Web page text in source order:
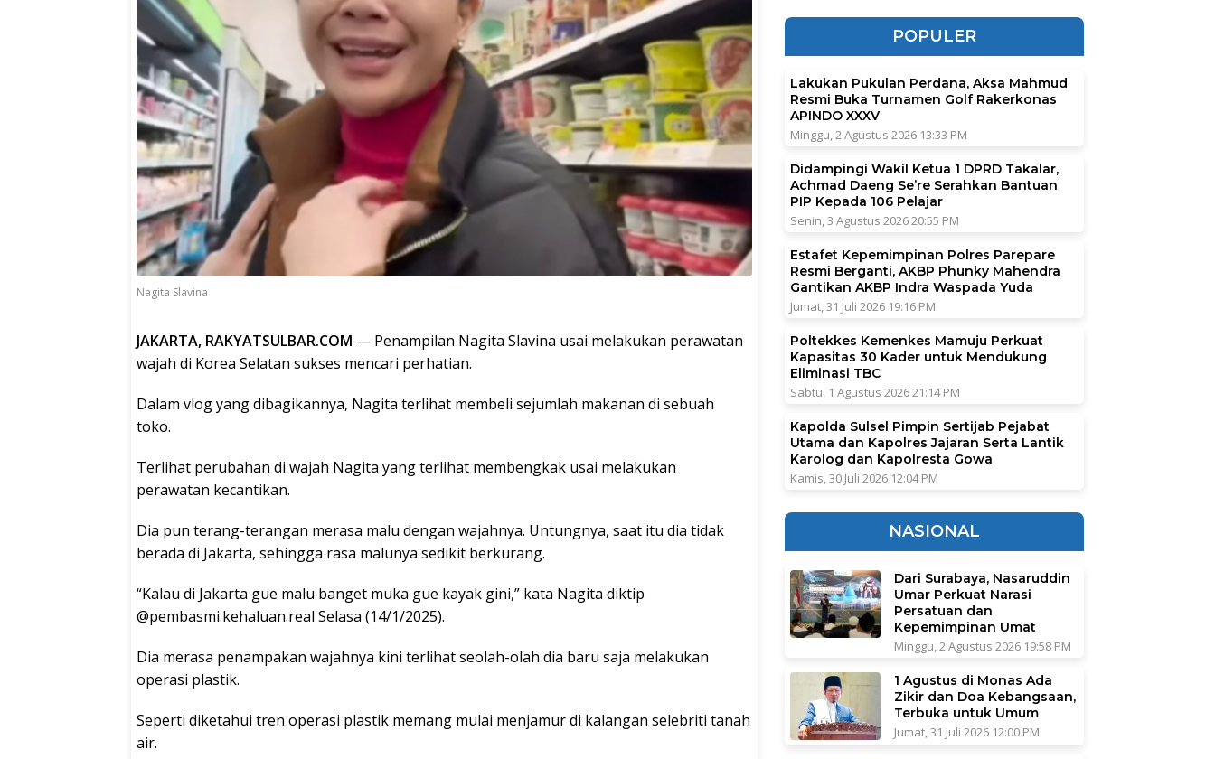
Nagita Slavina
JAKARTA, RAKYATSULBAR.COM — Penampilan Nagita Slavina usai melakukan perawatan
wajah di Korea Selatan sukses mencari perhatian.
Dalam vlog yang dibagikannya, Nagita terlihat membeli sejumlah makanan di sebuah
toko.
Terlihat perubahan di wajah Nagita yang terlihat membengkak usai melakukan
perawatan kecantikan.
Dia pun terang-terangan merasa malu dengan wajahnya. Untungnya, saat itu dia tidak
berada di Jakarta, sehingga rasa malunya sedikit berkurang.
“Kalau di Jakarta gue malu banget muka gue kayak gini,” kata Nagita diktip
@pembasmi.kehaluan.real Selasa (14/1/2025).
Dia merasa penampakan wajahnya kini terlihat seolah-olah dia baru saja melakukan
operasi plastik.
Seperti diketahui tren operasi plastik memang mulai menjamur di kalangan selebriti tanah
air.
POPULER
Lakukan Pukulan Perdana, Aksa Mahmud
Resmi Buka Turnamen Golf Rakerkonas
APINDO XXXV
Minggu, 2 Agustus 2026 13:33 PM
Didampingi Wakil Ketua 1 DPRD Takalar,
Achmad Daeng Se’re Serahkan Bantuan
PIP Kepada 106 Pelajar
Senin, 3 Agustus 2026 20:55 PM
Estafet Kepemimpinan Polres Parepare
Resmi Berganti, AKBP Phunky Mahendra
Gantikan AKBP Indra Waspada Yuda
Jumat, 31 Juli 2026 19:16 PM
Poltekkes Kemenkes Mamuju Perkuat
Kapasitas 30 Kader untuk Mendukung
Eliminasi TBC
Sabtu, 1 Agustus 2026 21:14 PM
Kapolda Sulsel Pimpin Sertijab Pejabat
Utama dan Kapolres Jajaran Serta Lantik
Karolog dan Kapolresta Gowa
Kamis, 30 Juli 2026 12:04 PM
NASIONAL
Dari Surabaya, Nasaruddin
Umar Perkuat Narasi
Persatuan dan
Kepemimpinan Umat
Minggu, 2 Agustus 2026 19:58 PM
1 Agustus di Monas Ada
Zikir dan Doa Kebangsaan,
Terbuka untuk Umum
Jumat, 31 Juli 2026 12:00 PM